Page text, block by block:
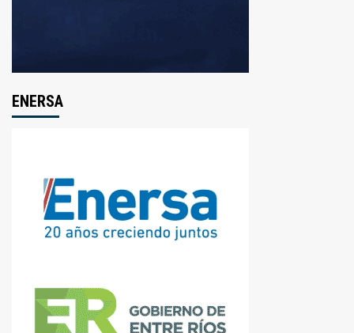
ENERSA